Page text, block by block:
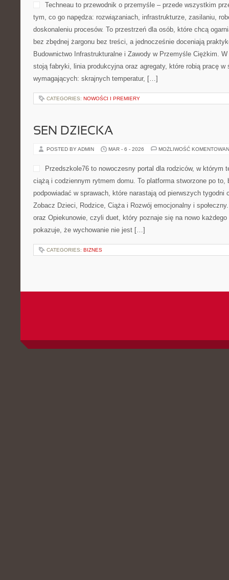
Techneau to przewodnik o przemyśle – przede wszystkim
tym, co go napędza: rozwiązaniach, infrastrukturze, zasilaniu,
doskonaleniu procesów. To przestrzeń dla osób, które chcą
bez zbędnej żargonu bez treści, a jednocześnie doceniają
Budownictwo Infrastrukturalne i Zawody w Przemyśle Ciężkim.
stoją fabryki, linia produkcyjna oraz agregaty, które robią pracę w
wymagających: skrajnych temperatur, […]
CATEGORIES: NOWOŚCI I PREMIERY
SEN DZIECKA
POSTED BY ADMIN MAR - 6 - 2026 MOŻLIWOŚĆ
Przedszkole76 to nowoczesny portal dla rodziców, w którym
ciążą i codziennym rytmem domu. To platforma stworzone po to,
podpowiadać w sprawach, które narastają od pierwszych
Zobacz Dzieci, Rodzice, Ciąża i Rozwój emocjonalny i
oraz Opiekunowie, czyli duet, który poznaje się na nowo
pokazuje, że wychowanie nie jest […]
CATEGORIES: BIZNES